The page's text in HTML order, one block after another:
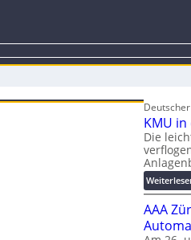
KMU
Die
AAA